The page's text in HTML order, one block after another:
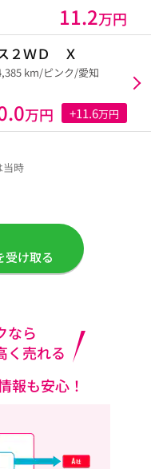
11.2万円
２ＷＤ Ｘ
km/ピンク/愛知
万円 +11.6万円
時
受け取る
なら
く売れる
報も安心！